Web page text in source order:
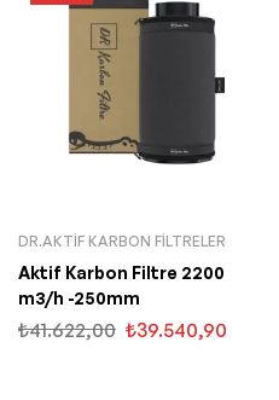
DR.AKTIF KARBON FILTRELER
Aktif Karbon Filtre 2200
m3/h -250mm
₺41.622,00 ₺39.540,90